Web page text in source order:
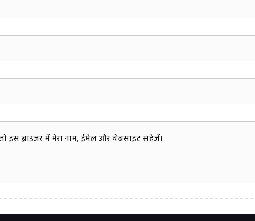
इस ब्राउज़र में मेरा नाम, ईमेल और वेबसाइट सहेजें।